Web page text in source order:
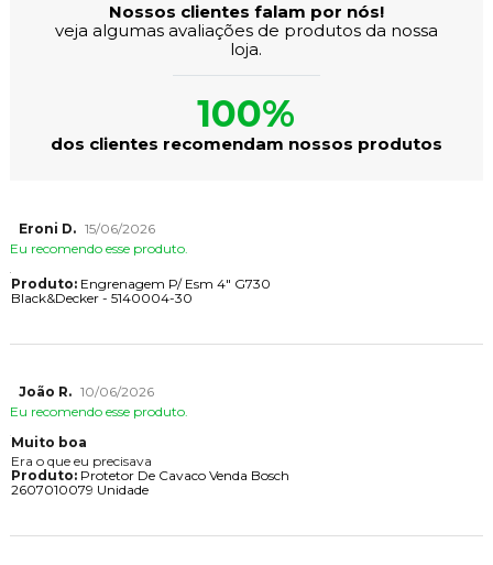
Nossos clientes falam por nós!
veja algumas avaliações de produtos da nossa
loja.
100%
dos clientes recomendam nossos produtos
Eroni D. 15/06/2026
Eu recomendo esse produto.
Produto:Engrenagem P/ Esm 4" G730
Black&Decker - 5140004-30
João R. 10/06/2026
Eu recomendo esse produto.
Muito boa
Era o que eu precisava
Produto:Protetor De Cavaco Venda Bosch
2607010079 Unidade